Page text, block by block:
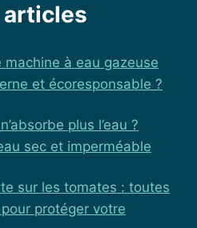
articles
à eau gazeuse
et écoresponsable ?
plus l’eau ?
sec et imperméable
sur les tomates : toutes
protéger votre